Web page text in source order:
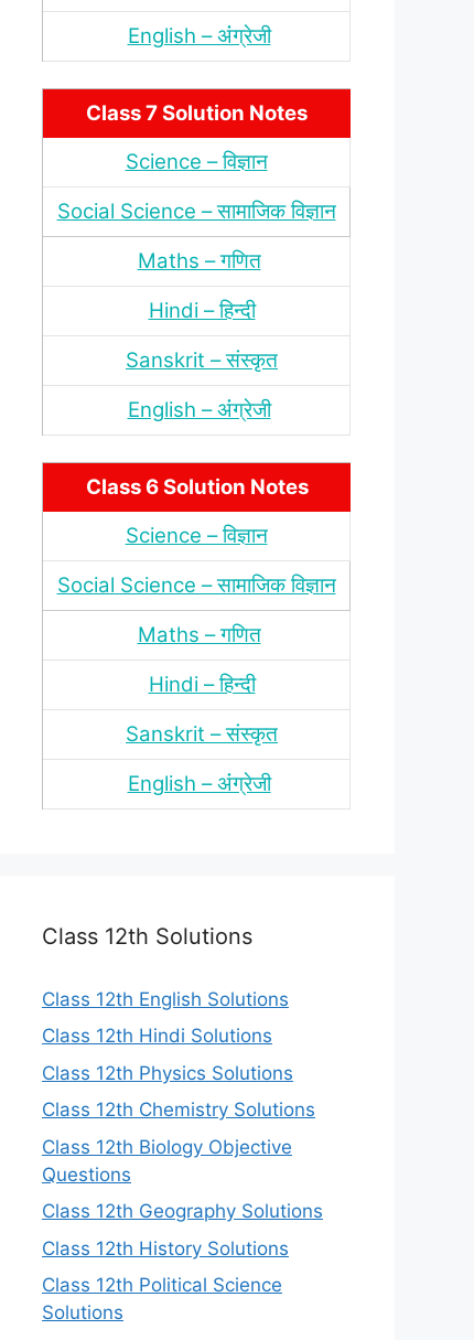
English – अंंग्रेजी
Class 7 Solution Notes
Science – विज्ञान
Social Science – सामाजिक विज्ञान
Maths – गणित
Hindi – हिन्‍दी
Sanskrit – संस्‍कृत
English – अंंग्रेजी
Class 6 Solution Notes
Science – विज्ञान
Social Science – सामाजिक विज्ञान
Maths – गणित
Hindi – हिन्‍दी
Sanskrit – संस्‍कृत
English – अंंग्रेजी
Class 12th Solutions
Class 12th English Solutions
Class 12th Hindi Solutions
Class 12th Physics Solutions
Class 12th Chemistry Solutions
Class 12th Biology Objective
Questions
Class 12th Geography Solutions
Class 12th History Solutions
Class 12th Political Science
Solutions